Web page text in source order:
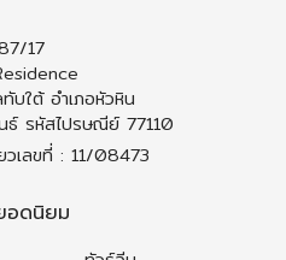
17
บใต้ อำเภอหัวหิน
ธ์ รหัสไปรษณีย์ 77110
วเลขที่ : 11/08473
อดนิยม